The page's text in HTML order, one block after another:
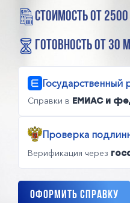
стоимость от
готовность от 30
Государственный
Справки в ЕМИАС и
Проверка
Верификация через
Оформить справку